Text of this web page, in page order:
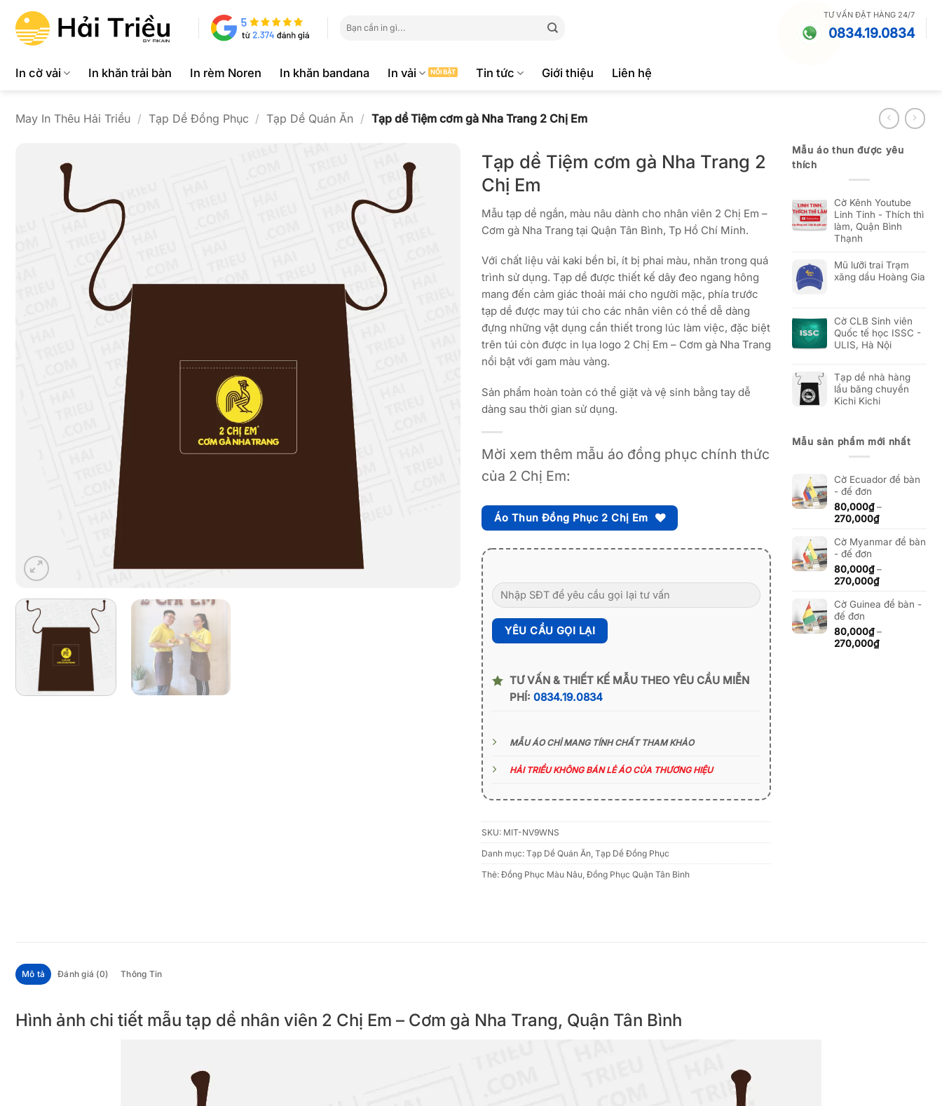
qua
kiếm:
TƯ VẤN ĐẶT HÀNG 24/7
0834.19.0834
In cờ vải In khăn trải bàn In rèm Noren In khăn bandana In vải Tin tức Giới thiệu Liên hệ
May In Thêu Hải Triều / Tạp Dề Đồng Phục / Tạp Dề Quán Ăn / Tạp dề Tiệm cơm gà Nha Trang 2 Chị Em
Tạp dề Tiệm cơm gà Nha Trang 2
Chị Em
Mẫu tạp dề ngắn, màu nâu dành cho nhân viên 2 Chị Em –
Cơm gà Nha Trang tại Quận Tân Bình, Tp Hồ Chí Minh.
Với chất liệu vải kaki bền bỉ, ít bị phai màu, nhăn trong quá
trình sử dụng. Tạp dề được thiết kế dây đeo ngang hông
mang đến cảm giác thoải mái cho người mặc, phía trước
tạp dề được may túi cho các nhân viên có thể dễ dàng
đựng những vật dụng cần thiết trong lúc làm việc, đặc biệt
trên túi còn được in lụa logo 2 Chị Em – Cơm gà Nha Trang
nổi bật với gam màu vàng.
Sản phẩm hoàn toàn có thể giặt và vệ sinh bằng tay dễ
dàng sau thời gian sử dụng.
Mời xem thêm mẫu áo đồng phục chính thức
của 2 Chị Em:
Áo Thun Đồng Phục 2 Chị Em
TƯ VẤN & THIẾT KẾ MẪU THEO YÊU CẦU MIỄN
PHÍ: 0834.19.0834
MẪU ÁO CHỈ MANG TÍNH CHẤT THAM KHẢO
HẢI TRIỀU KHÔNG BÁN LẺ ÁO CỦA THƯƠNG HIỆU
SKU: MIT-NV9WNS
Danh mục: Tạp Dề Quán Ăn, Tạp Dề Đồng Phục
Thẻ: Đồng Phục Màu Nâu, Đồng Phục Quận Tân Bình
Mẫu áo thun được yêu
thích
Cờ Kênh Youtube
Linh Tinh - Thích thì
làm, Quận Bình
Thạnh
Mũ lưỡi trai Trạm
xăng dầu Hoàng Gia
Cờ CLB Sinh viên
Quốc tế học ISSC -
ULIS, Hà Nội
Tạp dề nhà hàng
lẩu băng chuyền
Kichi Kichi
Mẫu sản phẩm mới nhất
Cờ Ecuador để bàn
- đế đơn
80,000₫ –
270,000₫Khoảng
từ
270,000₫
Cờ Myanmar để bàn
- đế đơn
80,000₫ –
270,000₫Khoảng
từ
270,000₫
Cờ Guinea để bàn -
đế đơn
80,000₫ –
270,000₫Khoảng
Mô tả Đánh giá (0) Thông Tin
Hình ảnh chi tiết mẫu tạp dề nhân viên 2 Chị Em – Cơm gà Nha Trang, Quận Tân Bình